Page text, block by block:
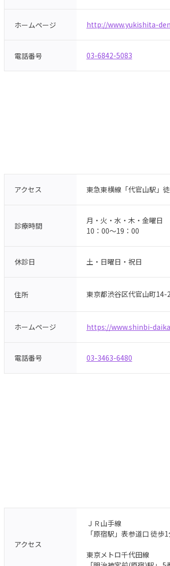
ホームページ http://www.yukishita-
電話番号 03-6842-5083
アクセス 東急東横線「代官山駅」
診療時間
月・火・水・木・金曜日
10：00〜19：00
休診日 土・日曜日・祝日
住所 東京都渋谷区代官山町14-
ホームページ https://www.shinbi-
電話番号 03-3463-6480
アクセス
ＪＲ山手線
「原宿駅」表参道口 徒歩
東京メトロ千代田線